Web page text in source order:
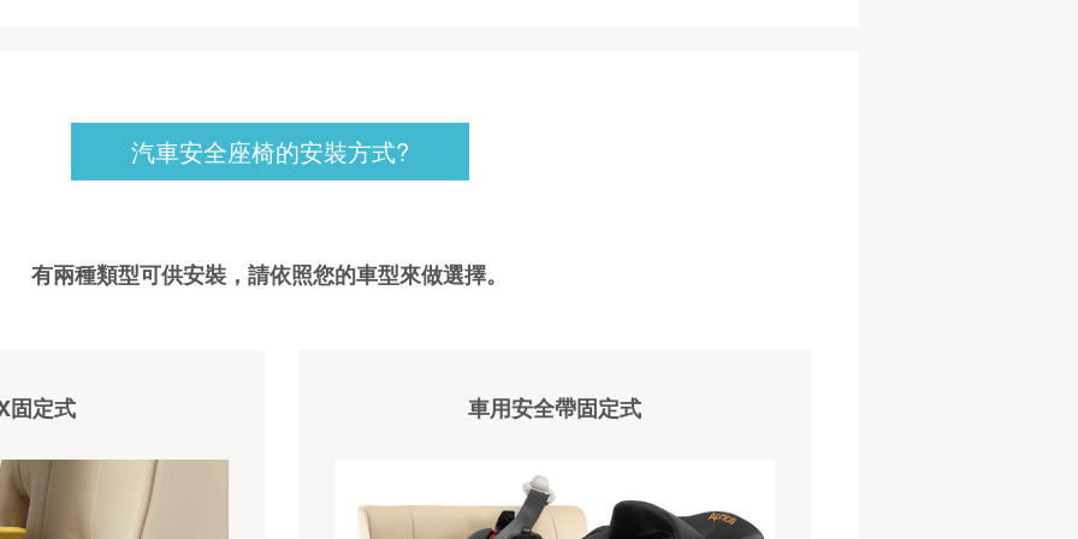
汽車安全座椅的安裝方式?
有兩種類型可供安裝，請依照您的車型來做選擇。
固定式 車用安全帶固定式